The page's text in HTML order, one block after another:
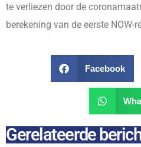
te verliezen door de
berekening van de eerste NOW-
Facebook
Gerelateerde